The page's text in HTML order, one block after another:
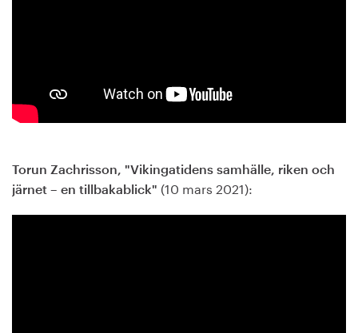
Torun Zachrisson, "Vikingatidens samhälle, riken och
järnet – en tillbakablick" (10 mars 2021):